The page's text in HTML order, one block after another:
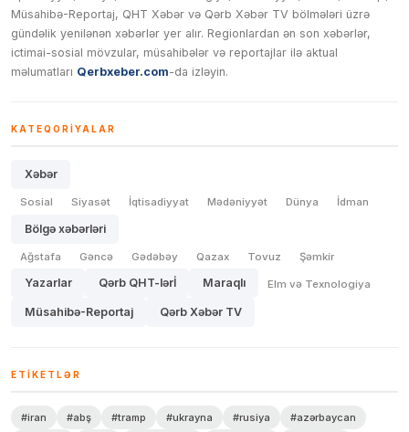
Müsahibə-Reportaj, QHT Xəbər və Qərb Xəbər TV bölmələri üzrə
gündəlik yenilənən xəbərlər yer alır. Regionlardan ən son xəbərlər,
ictimai-sosial mövzular, müsahibələr və reportajlar ilə aktual
məlumatları Qerbxeber.com-da izləyin.
KATEQORIYALAR
Xəbər
Sosial Siyasət İqtisadiyyat Mədəniyyət Dünya İdman
Bölgə xəbərləri
Ağstafa Gəncə Gədəbəy Qazax Tovuz Şəmkir
Yazarlar Qərb QHT-lərİ Maraqlı Elm və Texnologiya
Müsahibə-Reportaj Qərb Xəbər TV
ETIKETLƏR
#iran #abş #tramp #ukrayna #rusiya #azərbaycan